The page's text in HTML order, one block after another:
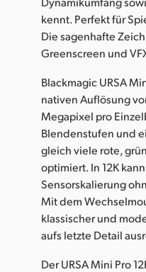
kennt. Perfekt für
Die sagenhafte
Greenscreen und
Blackmagic URSA
nativen Auflösung
Megapixel pro
Blendenstufen und
gleich viele rote,
optimiert. In 12K
Sensorskalierung
Mit dem
klassischer und
aufs letzte Detail
Der URSA Mini Pro